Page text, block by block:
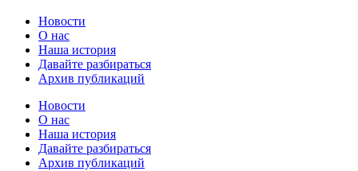
Новости
О нас
Наша история
Давайте разбираться
Архив публикаций
Новости
О нас
Наша история
Давайте разбираться
Архив публикаций